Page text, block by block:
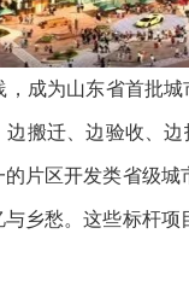
成为山东省首批
边搬迁、边验收、
片区开发类省级
乡愁。这些标杆